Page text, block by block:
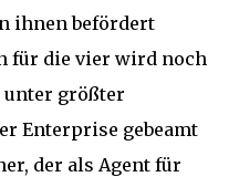
ihnen befördert
für die vier wird noch
unter größter
Enterprise gebeamt
der als Agent für